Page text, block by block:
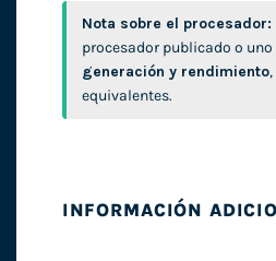
Nota sobre el procesador:
procesador publicado o uno
generación y rendimiento
equivalentes.
INFORMACIÓN